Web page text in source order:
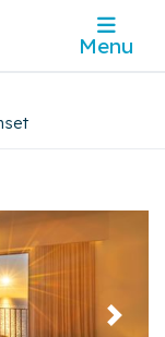
Menu